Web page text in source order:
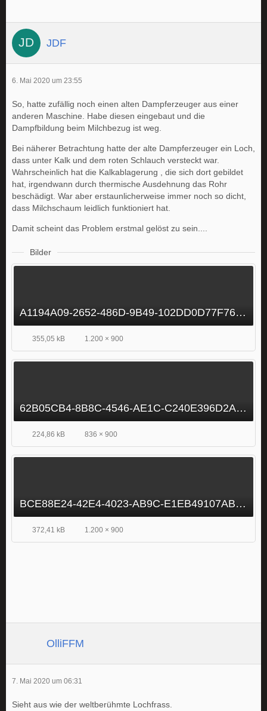
JDF
6. Mai 2020 um 23:55
So, hatte zufällig noch einen alten Dampferzeuger aus einer
anderen Maschine. Habe diesen eingebaut und die
Dampfbildung beim Milchbezug ist weg.
Bei näherer Betrachtung hatte der alte Dampferzeuger ein Loch,
dass unter Kalk und dem roten Schlauch versteckt war.
Wahrscheinlich hat die Kalkablagerung , die sich dort gebildet
hat, irgendwann durch thermische Ausdehnung das Rohr
beschädigt. War aber erstaunlicherweise immer noch so dicht,
dass Milchschaum leidlich funktioniert hat.
Damit scheint das Problem erstmal gelöst zu sein....
Bilder
A1194A09-2652-486D-9B49-102DD0D77F76.jpeg
355,05 kB 1.200 × 900
62B05CB4-8B8C-4546-AE1C-C240E396D2A3.jpeg
224,86 kB 836 × 900
BCE88E24-42E4-4023-AB9C-E1EB49107ABE.jpeg
372,41 kB 1.200 × 900
OlliFFM
7. Mai 2020 um 06:31
Sieht aus wie der weltberühmte Lochfrass.